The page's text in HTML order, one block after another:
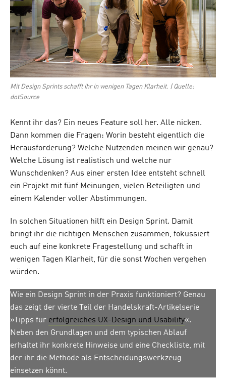
Mit Design Sprints schafft ihr in wenigen Tagen Klarheit. | Quelle:
dotSource
Kennt ihr das? Ein neues Feature soll her. Alle nicken.
Dann kommen die Fragen: Worin besteht eigentlich die
Herausforderung? Welche Nutzenden meinen wir genau?
Welche Lösung ist realistisch und welche nur
Wunschdenken? Aus einer ersten Idee entsteht schnell
ein Projekt mit fünf Meinungen, vielen Beteiligten und
einem Kalender voller Abstimmungen.
In solchen Situationen hilft ein Design Sprint. Damit
bringt ihr die richtigen Menschen zusammen, fokussiert
euch auf eine konkrete Fragestellung und schafft in
wenigen Tagen Klarheit, für die sonst Wochen vergehen
würden.
Wie ein Design Sprint in der Praxis funktioniert? Genau
das zeigt der vierte Teil der Handelskraft-Artikelserie
»Tipps für erfolgreiches UX-Design und Usability«.
Neben den Grundlagen und dem typischen Ablauf
erhaltet ihr konkrete Hinweise und eine Checkliste, mit
der ihr die Methode als Entscheidungswerkzeug
einsetzen könnt.